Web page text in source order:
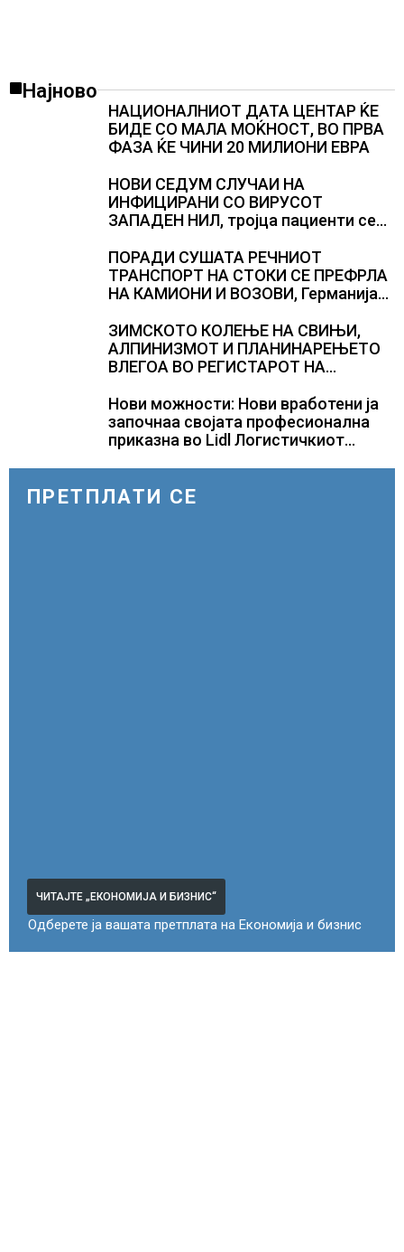
Најново
НАЦИОНАЛНИОТ ДАТА ЦЕНТАР ЌЕ
БИДЕ СО МАЛА МОЌНОСТ, ВО ПРВА
ФАЗА ЌЕ ЧИНИ 20 МИЛИОНИ ЕВРА
НОВИ СЕДУМ СЛУЧАИ НА
ИНФИЦИРАНИ СО ВИРУСОТ
ЗАПАДЕН НИЛ, тројца пациенти се
ПОРАДИ СУШАТА РЕЧНИОТ
ТРАНСПОРТ НА СТОКИ СЕ ПРЕФРЛА
НА КАМИОНИ И ВОЗОВИ, Германија
камионџиите да возат и во недела
ЗИМСКОТО КОЛЕЊЕ НА СВИЊИ,
АЛПИНИЗМОТ И ПЛАНИНАРЕЊЕТО
ВЛЕГОА ВО РЕГИСТАРОТ НА
СЛОВЕНИЈА
Нови можности: Нови вработени ја
започнаа својата професионална
приказна во Lidl Логистичкиот
ПРЕТПЛАТИ СЕ
ЧИТАЈТЕ „ЕКОНОМИЈА И БИЗНИС“
Одберете ја вашата претплата на Економија и бизнис